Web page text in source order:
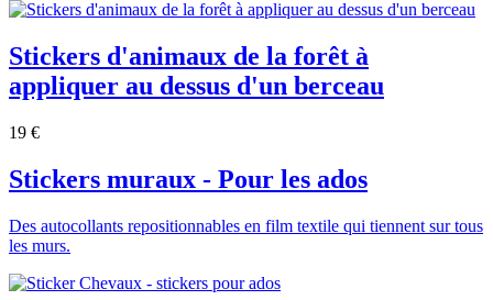
Stickers d'animaux de la forêt à
appliquer au dessus d'un berceau
19 €
Stickers muraux - Pour les ados
Des autocollants repositionnables en film textile qui tiennent sur tous
les murs.